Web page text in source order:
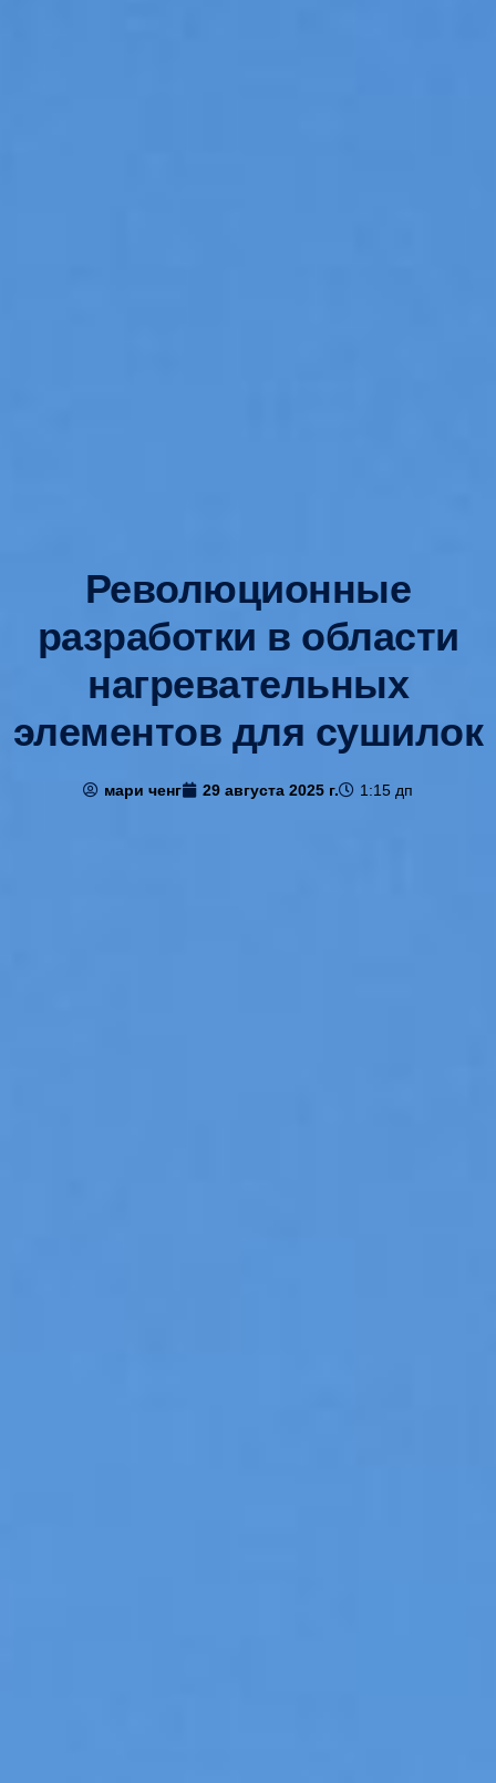
Революционные
разработки в области
нагревательных
элементов для сушилок
мари ченг 29 августа 2025 г. 1:15 дп